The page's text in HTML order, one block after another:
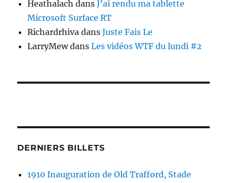
Heathalach dansJ’ai rendu ma tablette
Microsoft Surface RT
Richardrhiva dansJuste Fais Le
LarryMewdansLes vidéos WTF du lundi #2
DERNIERS BILLETS
1910 Inauguration de Old Trafford, Stade